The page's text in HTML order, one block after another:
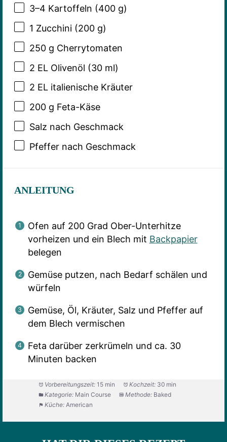
3–4 Kartoffeln (400 g)
1 Zucchini (200 g)
250 g Cherrytomaten
2 EL Olivenöl (30ml)
2 EL italienische Kräuter
200 g Feta-Käse
Salz nach Geschmack
Pfeffer nach Geschmack
ANLEITUNG
Ofen auf 200 Grad Ober-Unterhitze
vorheizen und ein Blech mit Backpapier
belegen
Gemüse putzen, nach Bedarf schälen und
würfeln
Gemüse, Öl, Kräuter, Salz und Pfeffer auf
dem Blech vermischen
Feta darüber zerkrümeln und ca. 30
Minuten backen
Vorbereitungszeit: 15 min Kochzeit: 30 min
Kategorie: Main Course Methode: Baked
Küche: American